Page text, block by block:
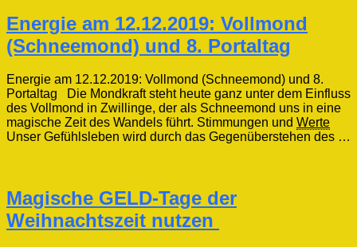
Energie am 12.12.2019: Vollmond
(Schneemond) und 8. Portaltag
Energie am 12.12.2019: Vollmond (Schneemond) und 8.
Portaltag Die Mondkraft steht heute ganz unter dem Einfluss
des Vollmond in Zwillinge, der als Schneemond uns in eine
magische Zeit des Wandels führt. Stimmungen und Werte
Unser Gefühlsleben wird durch das Gegenüberstehen des …
Magische GELD-Tage der
Weihnachtszeit nutzen